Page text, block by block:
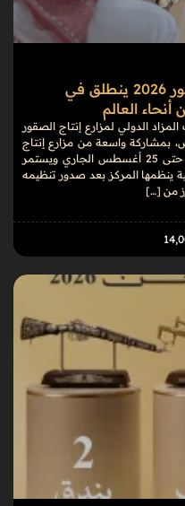
المزاد الدولي لمزارع إنتاج الصقور 2026 ينطلق في
العالم
الدولي لمزارع إنتاج الصقور
بمشاركة واسعة من مزارع إنتاج
الصقور المحلية والدولية، في حدث يمتد حتى 25 أغسطس الجاري ويستمر
فعالية ينظمها المركز بعد صدور تنظيمه
من […]